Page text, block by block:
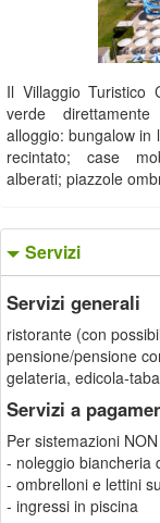
Il Villaggio Turistico
verde
alloggio: bungalow in
recintato; case
alberati; piazzole
Servizi
Servizi generali
ristorante (con
pensione/pensione
gelateria, edicola-
Servizi a
Per sistemazioni
- noleggio biancheria
- ombrelloni e lettini
- ingressi in piscina